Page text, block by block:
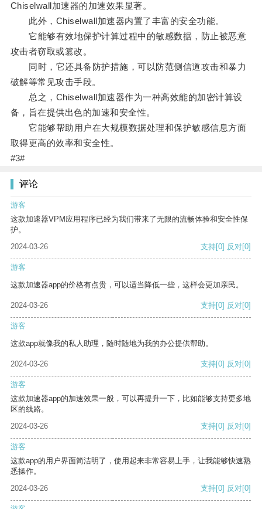
Chiselwall加速器的加速效果显著。
此外，Chiselwall加速器内置了丰富的安全功能。
它能够有效地保护计算过程中的敏感数据，防止被恶意
攻击者窃取或篡改。
同时，它还具备防护措施，可以防范侧信道攻击和暴力
破解等常见攻击手段。
总之，Chiselwall加速器作为一种高效能的加密计算设
备，旨在提供出色的加速和安全性。
它能够帮助用户在大规模数据处理和保护敏感信息方面
取得更高的效率和安全性。
#3#
评论
游客
这款加速器VPM应用程序已经为我们带来了无限的流畅体验和安全性保
护。
2024-03-26
支持[0] 反对[0]
游客
这款加速器app的价格有点贵，可以适当降低一些，这样会更加亲民。
2024-03-26 支持[0] 反对[0]
游客
这款app就像我的私人助理，随时随地为我的办公提供帮助。
2024-03-26 支持[0] 反对[0]
游客
这款加速器app的加速效果一般，可以再提升一下，比如能够支持更多地
区的线路。
2024-03-26
支持[0] 反对[0]
游客
这款app的用户界面简洁明了，使用起来非常容易上手，让我能够快速熟
悉操作。
2024-03-26
支持[0] 反对[0]